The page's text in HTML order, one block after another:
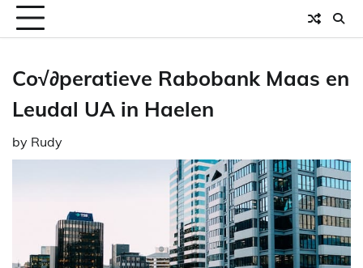
Co√∂peratieve Rabobank Maas en
Leudal UA in Haelen
by Rudy